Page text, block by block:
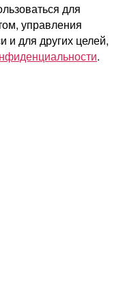
для
управления
и для других целей,
.